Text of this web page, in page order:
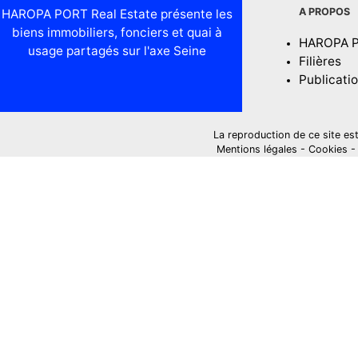
HAROPA PORT Real Estate présente les
biens immobiliers, fonciers et quai à
usage partagés sur l'axe Seine
A PROPOS
HAROPA
Filières
La reproduction de ce site
Mentions légales - Cookies -